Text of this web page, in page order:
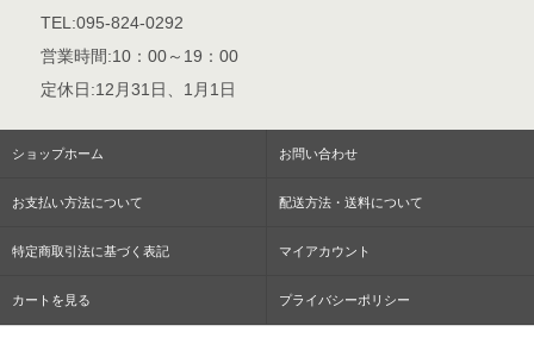
TEL:095-824-0292
営業時間:10：00～19：00
定休日:12月31日、1月1日
ショップホーム お問い合わせ
お支払い方法について 配送方法・送料について
特定商取引法に基づく表記 マイアカウント
カートを見る プライバシーポリシー